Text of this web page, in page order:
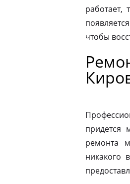
чтобы
придется
ремонта
никакого